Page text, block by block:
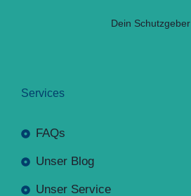
Dein Schutzgeber
Services
FAQs
Unser Blog
Unser Service